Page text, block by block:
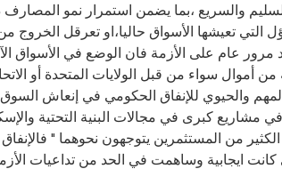
والسريع ،بما يضمن استمرار نمو
التي تعيشها الأسواق حاليا،او تعرقل
مرور عام على الأزمة فان الوضع في الأسواق
سواء من قبل الولايات المتحدة أو الاتحاد
المهم والحيوي للإنفاق الحكومي في إنعاش
مشاريع كبرى في مجالات البنية التحتية
من المستثمرين يتوجهون نحوهما "
ايجابية وساهمت في الحد من تداعيات